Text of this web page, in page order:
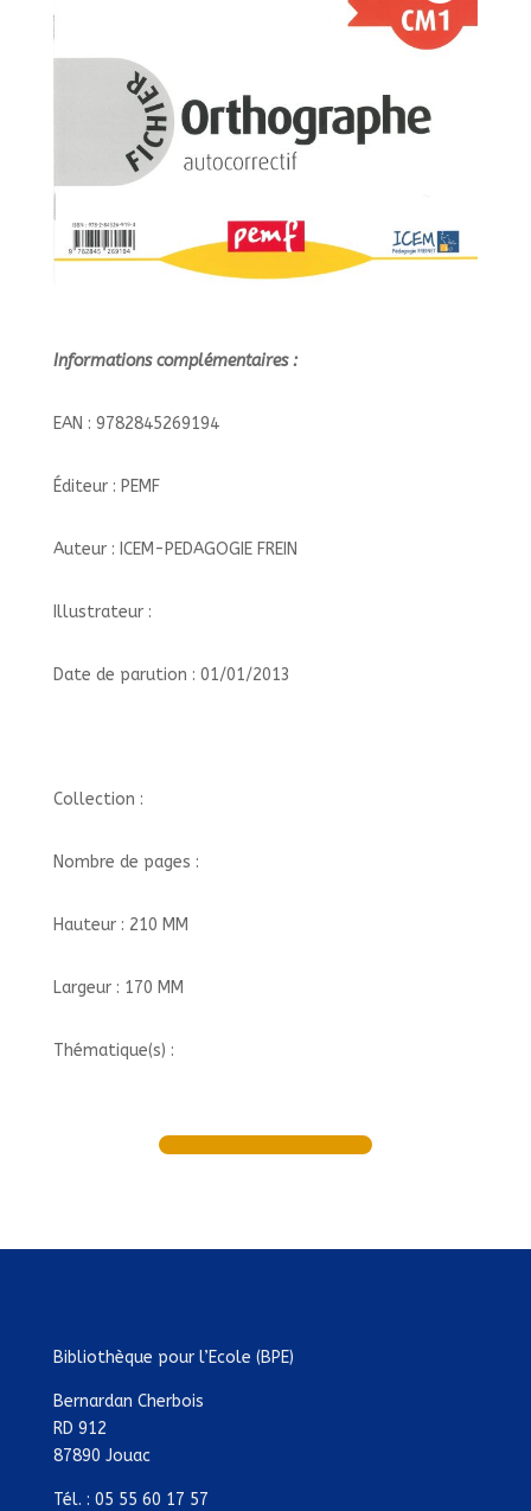
Informations complémentaires :
EAN : 9782845269194
Éditeur : PEMF
Auteur : ICEM-PEDAGOGIE FREIN
Illustrateur :
Date de parution : 01/01/2013
Collection :
Nombre de pages :
Hauteur : 210 MM
Largeur : 170 MM
Thématique(s) :
Bibliothèque pour l’Ecole (BPE)
Bernardan Cherbois
RD 912
87890 Jouac
Tél. : 05 55 60 17 57